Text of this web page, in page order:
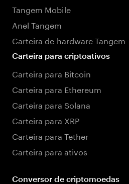
Tangem Mobile
Anel Tangem
Carteira de hardware Tangem
Carteira para criptoativos
Carteira para Bitcoin
Carteira para Ethereum
Carteira para Solana
Carteira para XRP
Carteira para Tether
Carteira para ativos
Conversor de criptomoedas